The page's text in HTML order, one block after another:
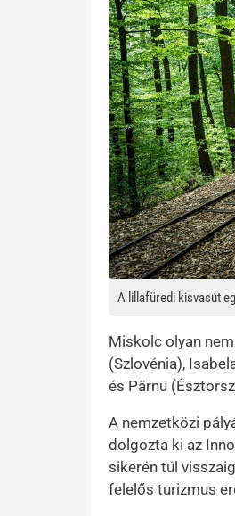
A lillafüredi kisvasút
Miskolc olyan
(Szlovénia),
és Pärnu
A nemzetközi
dolgozta ki az
sikerén túl
felelős turizmus